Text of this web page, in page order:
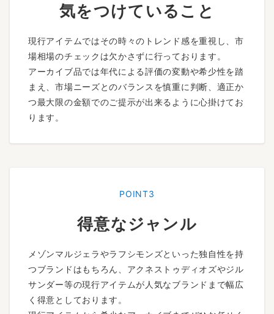
気をつけていること
現行アイテムではその時々のトレンド感を重視し、市
場相場のチェックは欠かさずに行っております。
アーカイブ品では年代による評価の変動や希少性を踏
まえ、市場ニーズとのバランスを慎重に判断、適正か
つ最大限の金額でのご提示が出来るように心掛けてお
ります。
POINT3
得意なジャンル
メゾンマルジェラやラフシモンズといった独自性を持
つブランドはもちろん、アクネストゥディオズやジル
サンダー等の現行アイテムが人気なブランドまで幅広
く得意としております。